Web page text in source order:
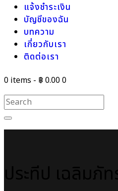
แจ้งชำระเงิน
บัญชีของฉัน
บทความ
เกี่ยวกับเรา
ติดต่อเรา
0 items - ฿ 0.000